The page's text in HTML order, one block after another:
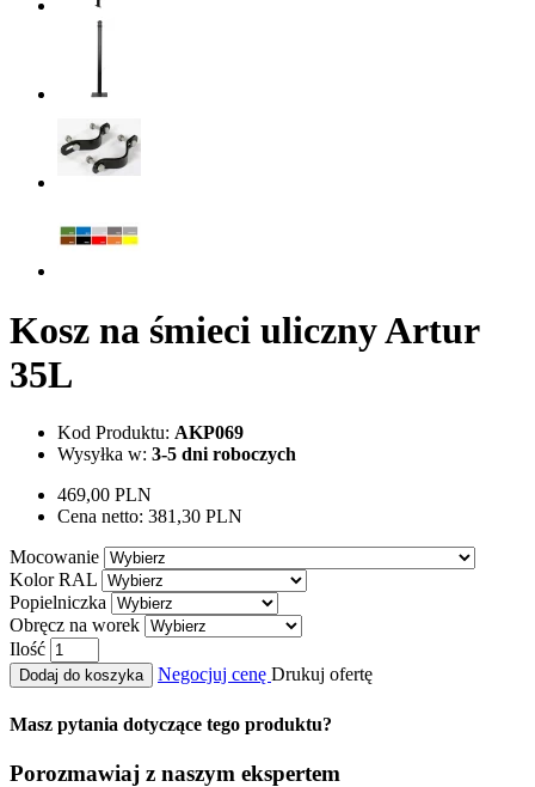
Kosz na śmieci uliczny Artur
35L
Kod Produktu: AKP069
Wysyłka w: 3-5 dni roboczych
469,00 PLN
Cena netto: 381,30 PLN
Mocowanie
Kolor RAL
Popielniczka
Obręcz na worek
Ilość
Dodaj do koszyka Negocjuj cenę Drukuj ofertę
Masz pytania dotyczące tego produktu?
Porozmawiaj z naszym ekspertem